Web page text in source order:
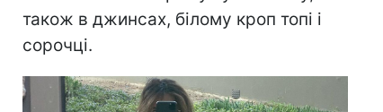
також в джинсах, білому кроп топі і
сорочці.